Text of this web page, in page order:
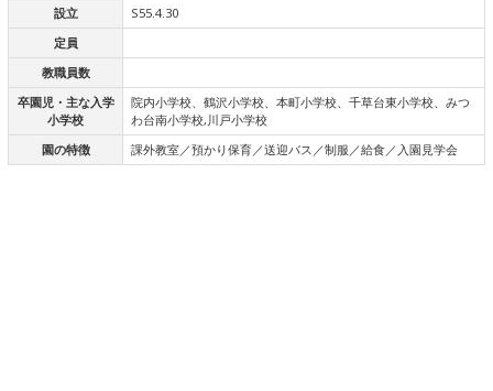
設立
S55.4.30
定員
教職員数
卒園児・主な入学
小学校
院内小学校、鶴沢小学校、本町小学校、千草台東小学校、みつ
わ台南小学校,川戸小学校
園の特徴
課外教室／預かり保育／送迎バス／制服／給食／入園見学会